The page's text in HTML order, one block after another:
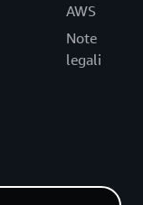
AWS
Note
legali